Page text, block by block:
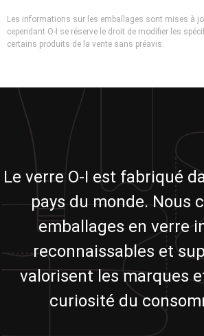
Les informations sur les emballages sont mises à
cependant O-I se réserve le droit de modifier les
certains produits de la vente sans préavis.
Le verre O-I est fabriqué
pays du monde. Nous
emballages en verre
reconnaissables et
valorisent les marques
curiosité du